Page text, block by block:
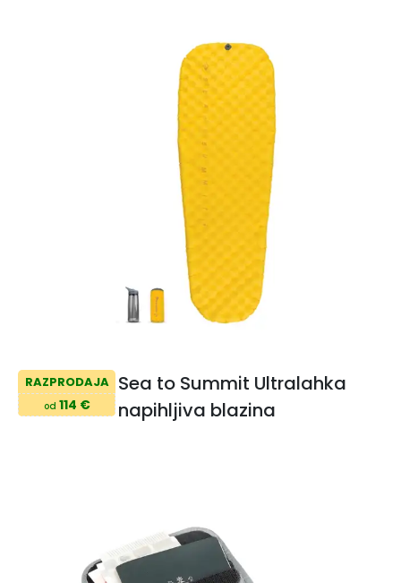
RAZPRODAJA
od 114 €
Sea to Summit Ultralahka
napihljiva blazina